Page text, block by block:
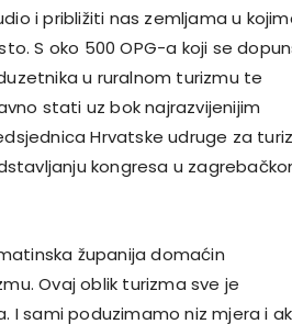
i približiti nas zemljama u
S oko 500 OPG-a koji se
u ruralnom turizmu te
stati uz bok najrazvijenijim
Hrvatske udruge za
kongresa u
županija domaćin
Ovaj oblik turizma sve je
I sami poduzimamo niz mjera i